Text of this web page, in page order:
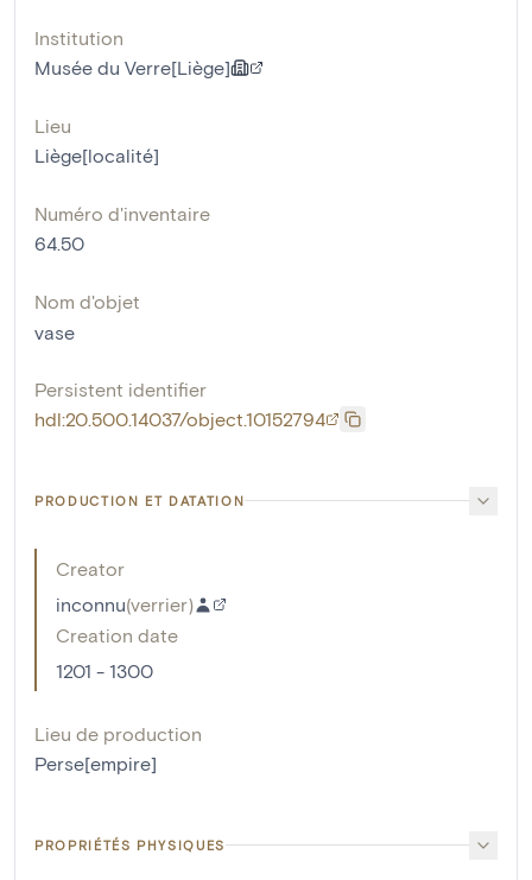
Institution
Musée du Verre[Liège]
Lieu
Liège[localité]
Numéro d'inventaire
64.50
Nom d'objet
vase
Persistent identifier
hdl:20.500.14037/object.10152794
PRODUCTION ET DATATION
Creator
inconnu(verrier)
Creation date
1201 - 1300
Lieu de production
Perse[empire]
PROPRIÉTÉS PHYSIQUES